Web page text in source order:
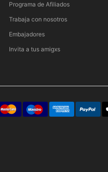
Programa de Afiliados
Trabaja con nosotros
Embajadores
Invita a tus amigxs